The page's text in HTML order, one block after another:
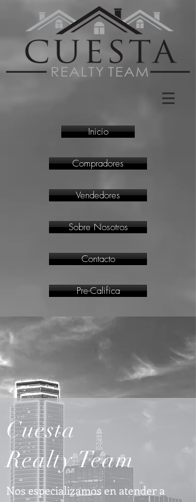
Cuesta
Realty Team
Nos especializamos en atender a
Inicio
Compradores
Vendedores
Sobre Nosotros
Contacto
Pre-Califica